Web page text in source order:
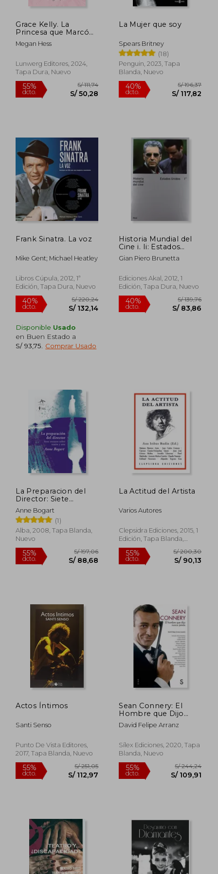
40%
dcto. S/ 44,64
Grace Kelly. La
Princesa que Marcó
Estilo
Megan Hess
Lunwerg Editores, 2024,
Tapa Dura, Nuevo
La Mujer que soy
Spears Britney
(18)
Penguin, 2023, Tapa
Blanda, Nuevo
Frank Sinatra. La voz
Mike Gent; Michael Heatley
Libros Cúpula, 2012, 1ª
Edición, Tapa Dura, Nuevo
40%
dcto.
S/ 220,24
S/ 132,14
Disponible Usado
en Buen Estado a
S/ 93,75
Comprar Usado
Historia Mundial del
Cine i. Ii: Estados
Unidos
Gian Piero Brunetta
Ediciones Akal, 2012, 1
Edición, Tapa Dura, Nuevo
40%
dcto.
La Preparacion del
Director: Siete
Ensayos Sobre Teatro
y Arte
Anne Bogart
(1)
Alba, 2008, Tapa Blanda,
Nuevo
La Actitud del Artista
Varios Autores
Clepsidra Ediciones, 2015, 1
Edición, Tapa Blanda,
Nuevo
Actos Íntimos
Santi Senso
Punto De Vista Editores,
2017, Tapa Blanda, Nuevo
Sean Connery: El
Hombre que Dijo
Nunca Jamás
David Felipe Arranz
Sílex Ediciones, 2020, Tapa
Blanda, Nuevo